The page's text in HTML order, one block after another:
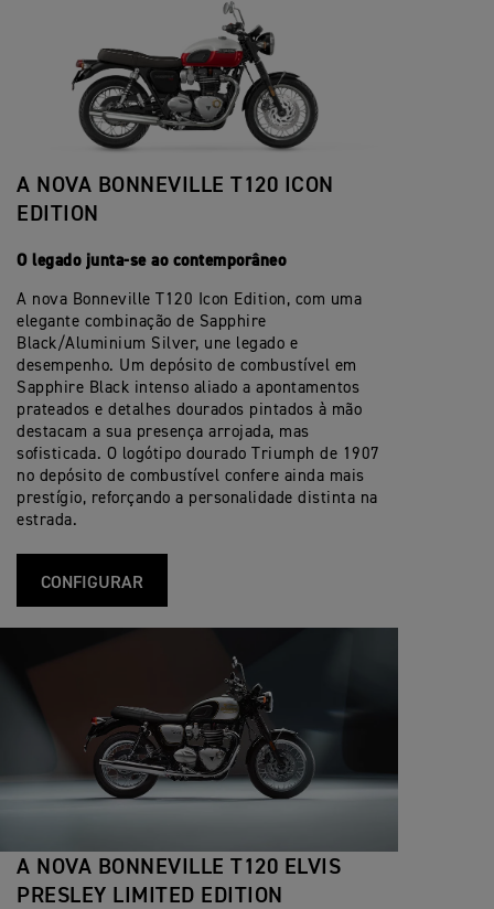
A NOVA BONNEVILLE T120 ICON
EDITION
O legado junta-se ao contemporâneo
A nova Bonneville T120 Icon Edition, com uma
elegante combinação de Sapphire
Black/Aluminium Silver, une legado e
desempenho. Um depósito de combustível em
Sapphire Black intenso aliado a apontamentos
prateados e detalhes dourados pintados à mão
destacam a sua presença arrojada, mas
sofisticada. O logótipo dourado Triumph de 1907
no depósito de combustível confere ainda mais
prestígio, reforçando a personalidade distinta na
estrada.
CONFIGURAR
A NOVA BONNEVILLE T120 ELVIS
PRESLEY LIMITED EDITION